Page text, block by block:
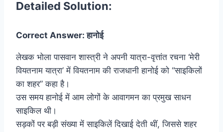
Detailed Solution:
Correct Answer: हानोई
लेखक भोला पासवान शास्त्री ने अपनी यात्रा-वृत्तांत रचना ‘मेरी
वियतनाम यात्रा’ में वियतनाम की राजधानी हानोई को “साइकिलों
का शहर” कहा है।
उस समय हानोई में आम लोगों के आवागमन का प्रमुख साधन
साइकिल थी।
सड़कों पर बड़ी संख्या में साइकिलें दिखाई देती थीं, जिससे शहर